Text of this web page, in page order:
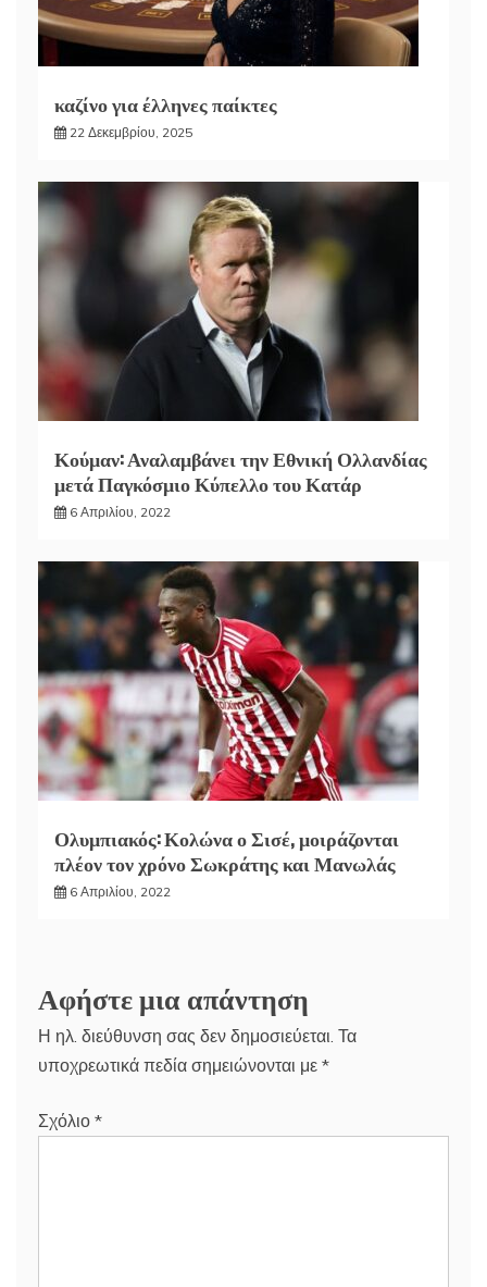
καζίνο για έλληνες παίκτες
22 Δεκεμβρίου, 2025
Κούμαν: Αναλαμβάνει την Εθνική Ολλανδίας
μετά Παγκόσμιο Κύπελλο του Κατάρ
6 Απριλίου, 2022
Ολυμπιακός: Κολώνα ο Σισέ, μοιράζονται
πλέον τον χρόνο Σωκράτης και Μανωλάς
6 Απριλίου, 2022
Αφήστε μια απάντηση
Η ηλ. διεύθυνση σας δεν δημοσιεύεται. Τα
υποχρεωτικά πεδία σημειώνονται με *
Σχόλιο *